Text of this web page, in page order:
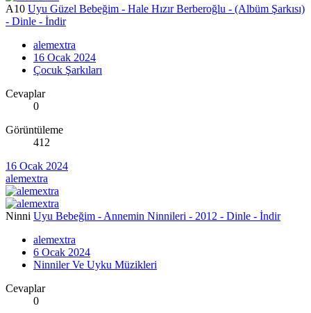
A10 Uyu Güzel Bebeğim - Hale Hızır Berberoğlu - (Albüm Şarkısı)
- Dinle - İndir
alemextra
16 Ocak 2024
Çocuk Şarkıları
Cevaplar
0
Görüntüleme
412
16 Ocak 2024
alemextra
Ninni Uyu Bebeğim - Annemin Ninnileri - 2012 - Dinle - İndir
alemextra
6 Ocak 2024
Ninniler Ve Uyku Müzikleri
Cevaplar
0